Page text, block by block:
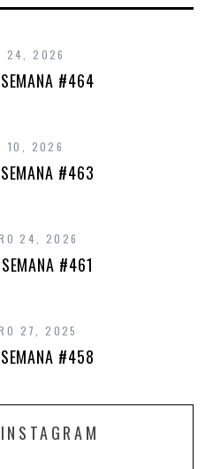
24, 2026
#464
10, 2026
#463
24, 2026
#461
27, 2025
#458